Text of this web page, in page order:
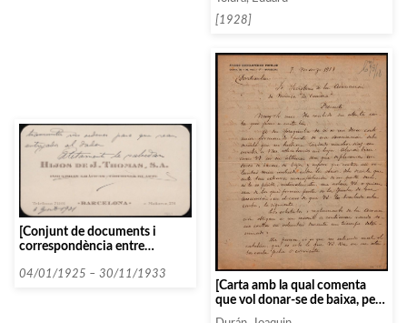
alguns personatges de forma
urgent. Li demana per veure’s]
[1928]
[Conjunt de documents i
correspondència entre
i entitats seguint un ordre
04/01/1925 – 30/11/1933
[Carta amb la qual comenta
que vol donar-se de baixa, però
te alguns dubtes sobre si el seu